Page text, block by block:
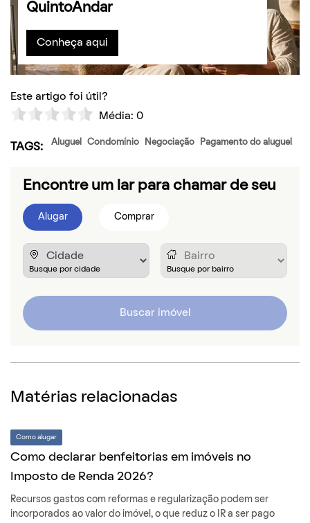
QuintoAndar
Conheça aqui
Este artigo foi útil?
Média: 0
TAGS: Aluguel Condomínio Negociação Pagamento do aluguel
Encontre um lar para chamar de seu
Alugar Comprar
Buscar imóvel
Matérias relacionadas
Como alugar
Como declarar benfeitorias em imóveis no
Imposto de Renda 2026?
Recursos gastos com reformas e regularização podem ser
incorporados ao valor do imóvel, o que reduz o IR a ser pago